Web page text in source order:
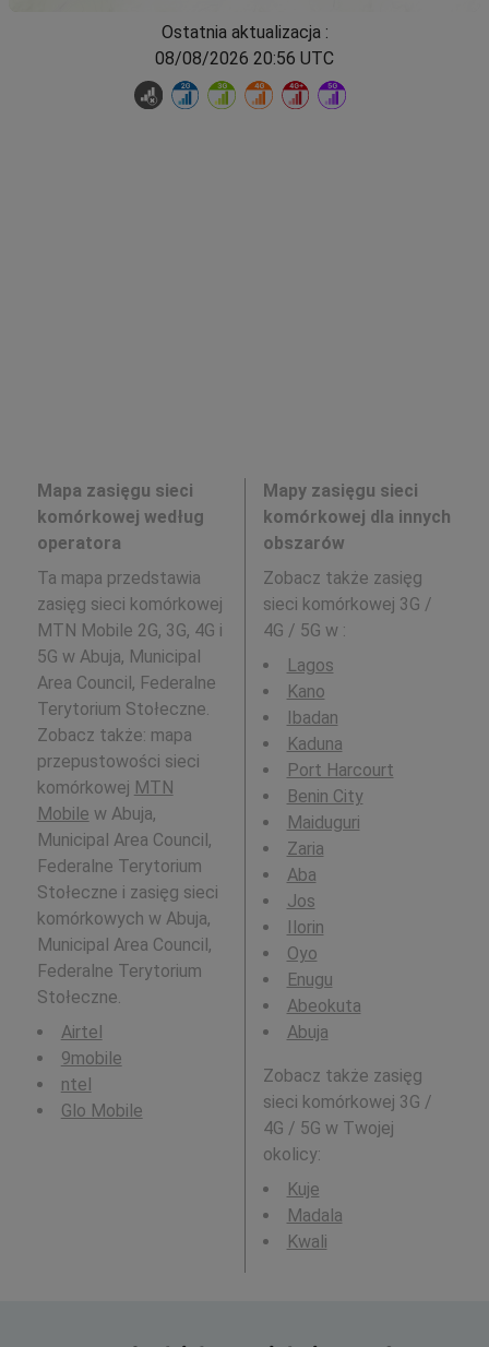
Ostatnia aktualizacja :
08/08/2026 20:56 UTC
Mapa zasięgu sieci
komórkowej według
operatora
Ta mapa przedstawia
zasięg sieci komórkowej
MTN Mobile 2G, 3G, 4G i
5G w Abuja, Municipal
Area Council, Federalne
Terytorium Stołeczne.
Zobacz także: mapa
przepustowości sieci
komórkowej MTN
Mobile w Abuja,
Municipal Area Council,
Federalne Terytorium
Stołeczne i zasięg sieci
komórkowych w Abuja,
Municipal Area Council,
Federalne Terytorium
Stołeczne.
Airtel
9mobile
ntel
Glo Mobile
Mapy zasięgu sieci
komórkowej dla innych
obszarów
Zobacz także zasięg
sieci komórkowej 3G /
4G / 5G w :
Lagos
Kano
Ibadan
Kaduna
Port Harcourt
Benin City
Maiduguri
Zaria
Aba
Jos
Ilorin
Oyo
Enugu
Abeokuta
Abuja
Zobacz także zasięg
sieci komórkowej 3G /
4G / 5G w Twojej
okolicy:
Kuje
Madala
Kwali